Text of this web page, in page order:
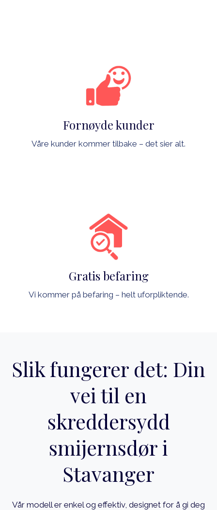
Fornøyde kunder
Våre kunder kommer tilbake – det sier alt.
Gratis befaring
Vi kommer på befaring – helt uforpliktende.
Slik fungerer det: Din
vei til en
skreddersydd
smijernsdør i
Stavanger
Vår modell er enkel og effektiv, designet for å gi deg